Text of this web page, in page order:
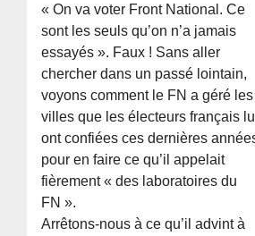
« On va voter Front National. Ce
sont les seuls qu’on n’a jamais
essayés ». Faux ! Sans aller
chercher dans un passé lointain,
voyons comment le FN a géré les
villes que les électeurs français
ont confiées ces dernières
pour en faire ce qu’il appelait
fièrement « des laboratoires du
FN ».
Arrêtons-nous à ce qu’il advint à